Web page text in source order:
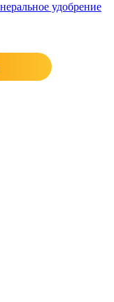
удобрение